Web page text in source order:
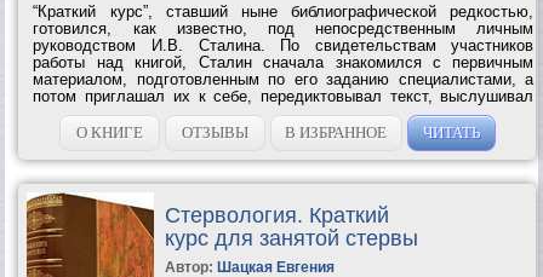
“Краткий курс”, ставший ныне библиографической редкостью,
готовился, как известно, под непосредственным личным
руководством И.В. Сталина. По свидетельствам участников
работы над книгой, Сталин сначала знакомился с первичным
материалом, подготовленным по его заданию специалистами, а
потом приглашал их к себе, передиктовывал текст, выслушивал
замечания и сам правил стенограмму. На “Кратком курсе”,
несомненно, лежит печать...
О КНИГЕ ОТЗЫВЫ В ИЗБРАННОЕ ЧИТАТЬ
Стервология. Краткий
курс для занятой стервы
Автор: Шацкая Евгения